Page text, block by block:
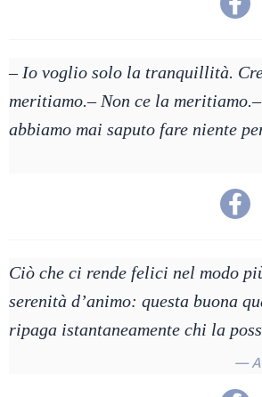
– Io voglio solo la tranquillità.
meritiamo.– Non ce la
abbiamo mai saputo fare niente
Ciò che ci rende felici nel modo
serenità d’animo: questa buona
ripaga istantaneamente chi la
—